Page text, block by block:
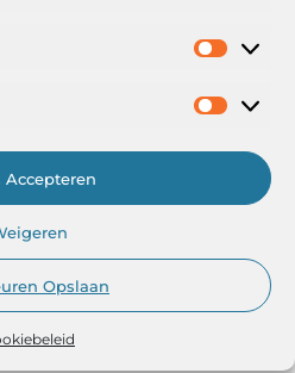
Accepteren
Opslaan
Inzichten en Inspiratie
beste blogs en artikelen om jou te
leer en laat je inspireren!
.All Right Reserved.